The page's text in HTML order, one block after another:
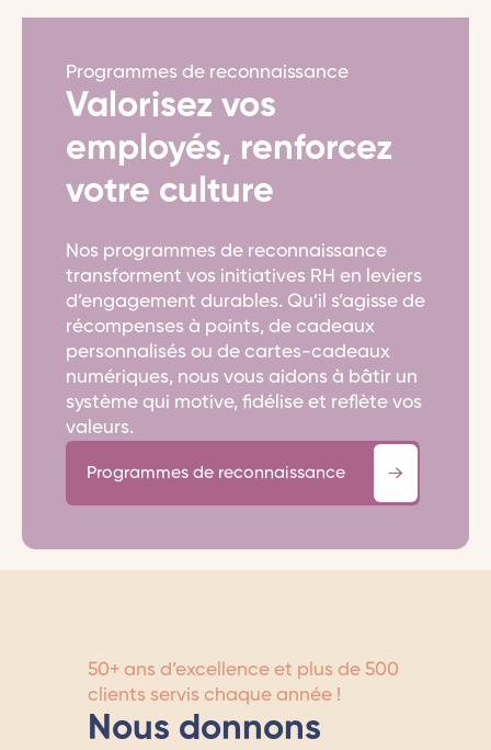
Programmes de reconnaissance
Valorisez vos
employés, renforcez
votre culture
Nos programmes de reconnaissance
transforment vos initiatives RH en leviers
d’engagement durables. Qu’il s’agisse de
récompenses à points, de cadeaux
personnalisés ou de cartes-cadeaux
numériques, nous vous aidons à bâtir un
système qui motive, fidélise et reflète vos
valeurs.
Programmes de reconnaissance
50+ ans d’excellence et plus de 500
clients servis chaque année !
Nous donnons